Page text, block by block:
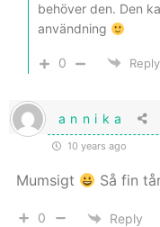
behöver den. Den
användning
0 Reply
a n n i k a
10 years ago
Mumsigt Så fin
0 Reply